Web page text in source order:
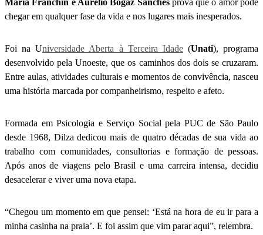
Maria Franchin e Aurélio Bogaz Sanchesprova que o amor pode
chegar em qualquer fase da vida e nos lugares mais inesperados.
Foi na Universidade Aberta à Terceira Idade(Unati), programa
desenvolvido pela Unoeste, que os caminhos dos dois se cruzaram.
Entre aulas, atividades culturais e momentos de convivência, nasceu
uma história marcada por companheirismo, respeito e afeto.
Formada em Psicologia e Serviço Social pela PUC de São Paulo
desde 1968, Dilza dedicou mais de quatro décadas de sua vida ao
trabalho com comunidades, consultorias e formação de pessoas.
Após anos de viagens pelo Brasil e uma carreira intensa, decidiu
desacelerar e viver uma nova etapa.
“Chegou um momento em que pensei: ‘Está na hora de eu ir para a
minha casinha na praia’. E foi assim que vim parar aqui”, relembra.